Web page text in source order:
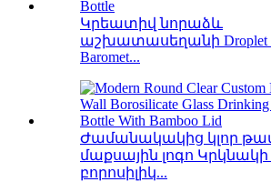
Կրեատիվ նորաձև
աշխատասեղանի Droplet
Baromet...
Ժամանակակից կլոր
մաքսային լոգո
բորոսիլիկ...